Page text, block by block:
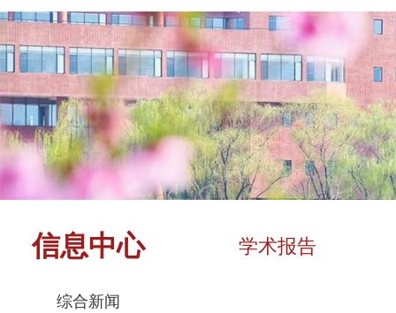
信息中心
综合新闻
学术报告